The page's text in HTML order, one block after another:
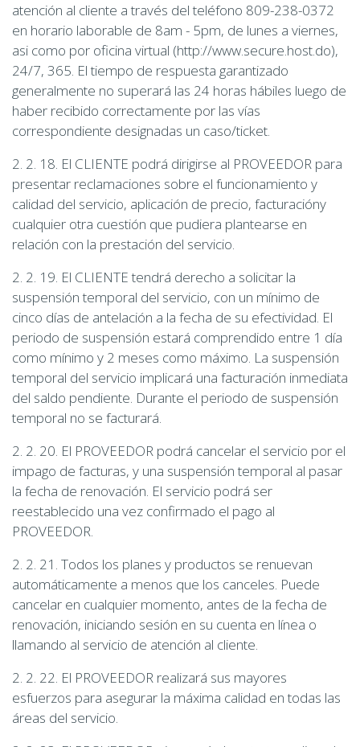
atención al cliente a través del teléfono 809-238-0372
en horario laborable de 8am - 5pm, de lunes a viernes,
asi como por oficina virtual (http://www.secure.host.do),
24/7, 365. El tiempo de respuesta garantizado
generalmente no superará las 24 horas hábiles luego de
haber recibido correctamente por las vías
correspondiente designadas un caso/ticket.
2. 2. 18. El CLIENTE podrá dirigirse al PROVEEDOR para
presentar reclamaciones sobre el funcionamiento y
calidad del servicio, aplicación de precio, facturacióny
cualquier otra cuestión que pudiera plantearse en
relación con la prestación del servicio.
2. 2. 19. El CLIENTE tendrá derecho a solicitar la
suspensión temporal del servicio, con un mínimo de
cinco días de antelación a la fecha de su efectividad. El
periodo de suspensión estará comprendido entre 1 día
como mínimo y 2 meses como máximo. La suspensión
temporal del servicio implicará una facturación inmediata
del saldo pendiente. Durante el periodo de suspensión
temporal no se facturará.
2. 2. 20. El PROVEEDOR podrá cancelar el servicio por el
impago de facturas, y una suspensión temporal al pasar
la fecha de renovación. El servicio podrá ser
reestablecido una vez confirmado el pago al
PROVEEDOR.
2. 2. 21. Todos los planes y productos se renuevan
automáticamente a menos que los canceles. Puede
cancelar en cualquier momento, antes de la fecha de
renovación, iniciando sesión en su cuenta en línea o
llamando al servicio de atención al cliente.
2. 2. 22. El PROVEEDOR realizará sus mayores
esfuerzos para asegurar la máxima calidad en todas las
áreas del servicio.